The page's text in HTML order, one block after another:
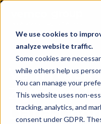
We use cookies to
analyze website traffic.
Some cookies are
while others help us
You can manage your
This website uses non-
tracking, analytics, and
consent under GDPR.
Ziyaretçi
Daha